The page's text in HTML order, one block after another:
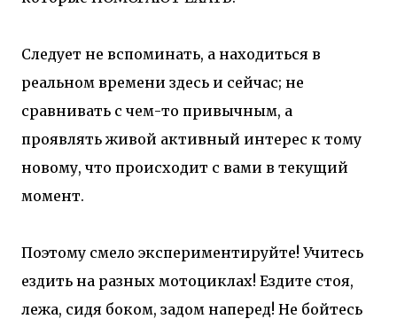
Следует не вспоминать, а находиться в
реальном времени здесь и сейчас; не
сравнивать с чем-то привычным, а
проявлять живой активный интерес к тому
новому, что происходит с вами в текущий
момент.
Поэтому смело экспериментируйте! Учитесь
ездить на разных мотоциклах! Ездите стоя,
лежа, сидя боком, задом наперед! Не бойтесь